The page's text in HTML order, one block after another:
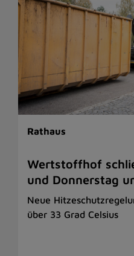
Rathaus
Wertstoffhof
und Donnerstag
Neue
über 33 Grad Celsius